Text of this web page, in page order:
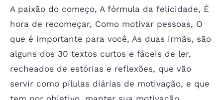
A paixão do começo, A fórmula da felicidade, É
hora de recomeçar, Como motivar pessoas, O
que é importante para você, As duas irmãs, são
alguns dos 30 textos curtos e fáceis de ler,
recheados de estórias e reflexões, que vão
servir como pílulas diárias de motivação, e que